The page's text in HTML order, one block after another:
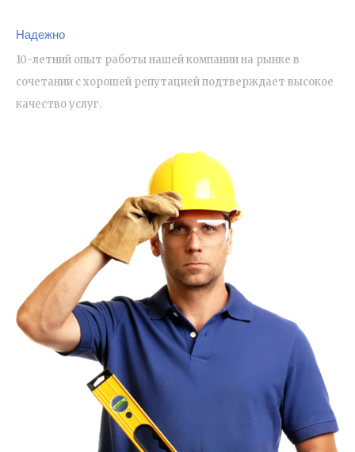
Надежно
10-летний опыт работы нашей компании на рынке в
сочетании с хорошей репутацией подтверждает высокое
качество услуг.